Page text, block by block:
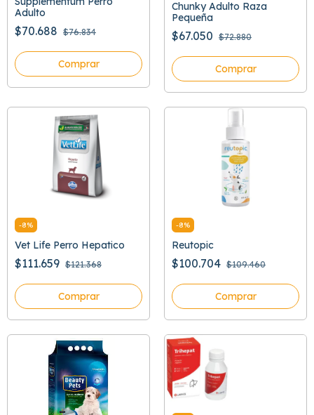
Adulto
$70.688 $76.834
Comprar
Chunky Adulto Raza
Pequeña
$67.050 $72.880
Comprar
-8%
Vet Life Perro Hepatico
$111.659 $121.368
Comprar
-8%
Reutopic
$100.704 $109.460
Comprar